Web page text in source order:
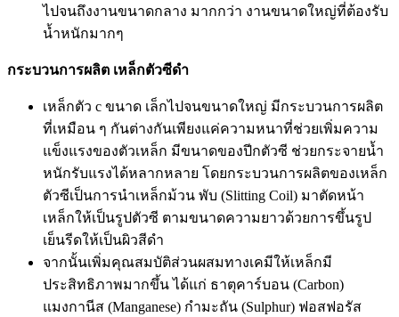
ไปจนถึงงานขนาดกลาง มากกว่า งานขนาดใหญ่ที่ต้องรับ
น้ำหนักมากๆ
กระบวนการผลิต เหล็กตัวซีดำ
เหล็กตัว c ขนาด เล็กไปจนขนาดใหญ่ มีกระบวนการผลิต
ที่เหมือน ๆ กันต่างกันเพียงแค่ความหนาที่ช่วยเพิ่มความ
แข็งแรงของตัวเหล็ก มีขนาดของปีกตัวซี ช่วยกระจายน้ำ
หนักรับแรงได้หลากหลาย โดยกระบวนการผลิตของเหล็ก
ตัวซีเป็นการนำเหล็กม้วน พับ (Slitting Coil) มาตัดหน้า
เหล็กให้เป็นรูปตัวซี ตามขนาดความยาวด้วยการขึ้นรูป
เย็นรีดให้เป็นผิวสีดำ
จากนั้นเพิ่มคุณสมบัติส่วนผสมทางเคมีให้เหล็กมี
ประสิทธิภาพมากขึ้น ได้แก่ ธาตุคาร์บอน (Carbon)
แมงกานีส (Manganese) กำมะถัน (Sulphur) ฟอสฟอรัส